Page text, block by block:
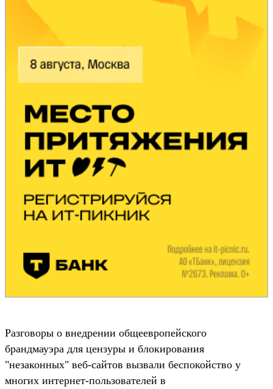
Разговоры о внедрении общеевропейского
брандмауэра для цензуры и блокирования
"незаконных" веб-сайтов вызвали беспокойство у
многих интернет-пользователей в